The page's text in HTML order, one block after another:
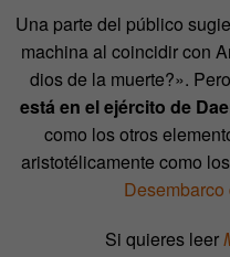
Una parte del público
machina al coincidir con
dios de la muerte?».
está en el ejército de
como los otros
aristotélicamente como
Si quieres leer